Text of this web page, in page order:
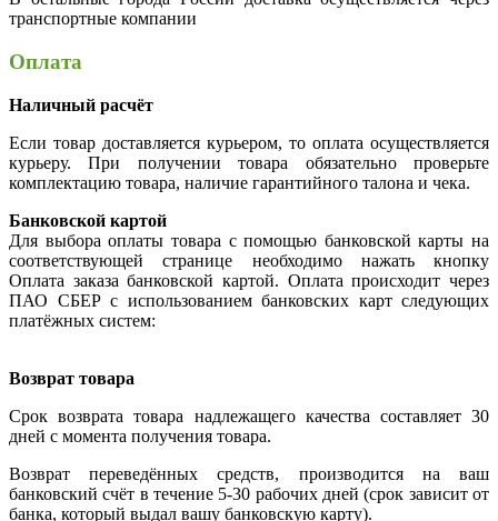
транспортные компании
Оплата
Наличный расчёт
Если товар доставляется курьером, то оплата осуществляется
курьеру. При получении товара обязательно проверьте
комплектацию товара, наличие гарантийного талона и чека.
Банковской картой
Для выбора оплаты товара с помощью банковской карты на
соответствующей странице необходимо нажать кнопку
Оплата заказа банковской картой. Оплата происходит через
ПАО СБЕР с использованием банковских карт следующих
платёжных систем:
Возврат товара
Срок возврата товара надлежащего качества составляет 30
дней с момента получения товара.
Возврат переведённых средств, производится на ваш
банковский счёт в течение 5-30 рабочих дней (срок зависит от
банка, который выдал вашу банковскую карту).